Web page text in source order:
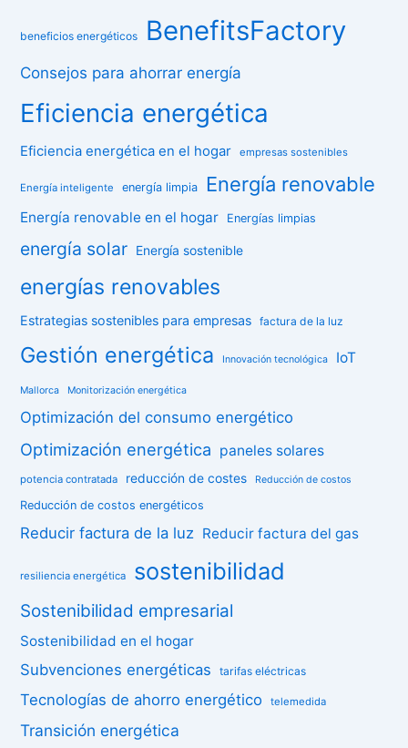
beneficios energéticos BenefitsFactory
Consejos para ahorrar energía
Eficiencia energética
Eficiencia energética en el hogar empresas sostenibles
Energía inteligente energía limpia Energía renovable
Energía renovable en el hogar Energías limpias
energía solar Energía sostenible
energías renovables
Estrategias sostenibles para empresas factura de la luz
Gestión energética Innovación tecnológica IoT
Mallorca Monitorización energética
Optimización del consumo energético
Optimización energética paneles solares
potencia contratada reducción de costes Reducción de costos
Reducción de costos energéticos
Reducir factura de la luz Reducir factura del gas
resiliencia energética sostenibilidad
Sostenibilidad empresarial
Sostenibilidad en el hogar
Subvenciones energéticas tarifas eléctricas
Tecnologías de ahorro energético telemedida
Transición energética